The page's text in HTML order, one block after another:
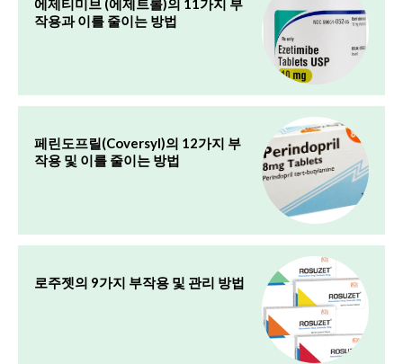
에제티미브 (에제트롤)의 11가지 부
작용과 이를 줄이는 방법
페린도프릴(Coversyl)의 12가지 부
작용 및 이를 줄이는 방법
로주젯의 9가지 부작용 및 관리 방법